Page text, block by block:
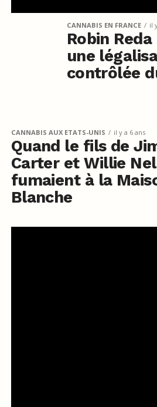
CANNABIS EN FRANCE il
Robin
une
contrôlée
CANNABIS AUX ETATS-UNIS il y a 6 ans
Quand le fils de
Carter et Willie
fumaient à la
Blanche